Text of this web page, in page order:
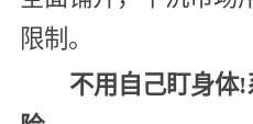
限制。
不用自己盯身体